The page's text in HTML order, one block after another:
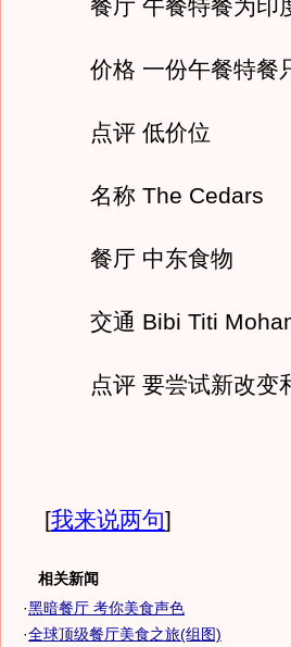
餐厅 午餐特餐为印
价格 一份午餐特餐
点评 低价位
名称 The Cedars
餐厅 中东食物
交通 Bibi Titi
点评 要尝试新改变
[我来说两句]
相关新闻
·黑暗餐厅 考你美食声色
·全球顶级餐厅美食之旅(组图)